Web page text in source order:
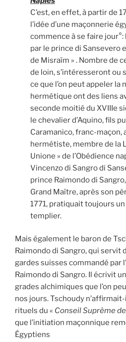
C’est, en effet, à partir de
l’idée d’une maçonnerie
commence à se faire
par le prince di Sansevero
de Misraïm » . Nombre de
de loin, s’intéresseront ou
ce que l’on peut appeler la
hermétique ont des liens
seconde moitié du XVIIIe
le chevalier d’Aquino, fils
Caramanico, franc-maçon,
hermétiste, membre de la
Unione » de l’Obédience
Vincenzo di Sangro di
prince Raimondo di
Grand Maître, après son
1771, pratiquait toujours
templier.
Mais également le baron de
Raimondo di Sangro, qui servit
gardes suisses commandé par
Raimondo di Sangro. Il écrivit
grades alchimiques que l’on
nos jours. Tschoudy
rituels du « Conseil Suprême
que l’initiation maçonnique
Égyptiens